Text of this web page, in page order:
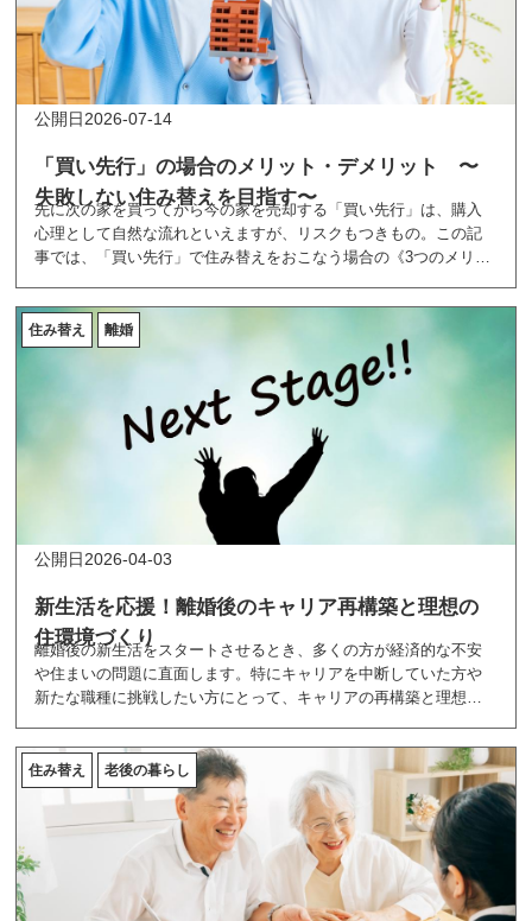
「買い先行」の場合のメリット・デメリット 〜
失敗しない住み替えを目指す〜
2026-07-14
先に次の家を買ってから今の家を売却する「買い先行」は、購入
心理として自然な流れといえますが、リスクもつきもの。この記
事では、「買い先行」で住み替えをおこなう場合の《3つのメリッ
住み替え 離婚
新生活を応援！離婚後のキャリア再構築と理想の
住環境づくり
2026-04-03
離婚後の新生活をスタートさせるとき、多くの方が経済的な不安
や住まいの問題に直面します。特にキャリアを中断していた方や
新たな職種に挑戦したい方にとって、キャリアの再構築と理想の
す。
この記事では、離婚後に新しい一歩を踏み出すためのポイントを
ご紹介します。経済的自立を実現するための職業訓練の選び方
や、仕事と新生活を両立させるための理想の住環境づくりについ
適切な職業訓練を受け、職場に近い住まいを選ぶことで、不安を
自信に変え、仕事と生活のバランスを取りやすくなります。キャ
リア再構築と理想の住環境づくりで、新しい生活を成功させるた
住み替え 老後の暮らし